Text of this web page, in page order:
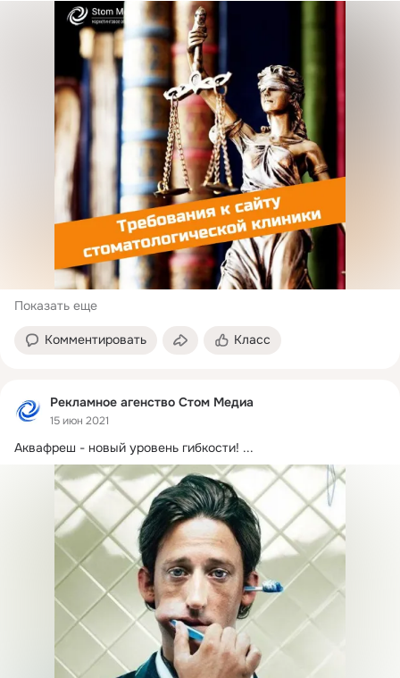
Показать еще
Комментировать Класс
Рекламное агенство Стом Медиа
15 июн 2021
Аквафреш - новый уровень гибкости! ...